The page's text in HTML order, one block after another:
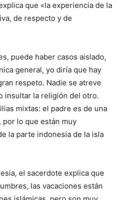
que «la experiencia de la
de respecto y de
puede haber casos aislado,
general, yo diría que hay
respeto. Nadie se atreve
insultar la religión del otro.
mixtas: el padre es de una
por lo que están muy
la parte indonesia de la isla
el sacerdote explica que
las vacaciones están